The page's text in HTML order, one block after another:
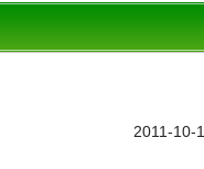
2011-10-